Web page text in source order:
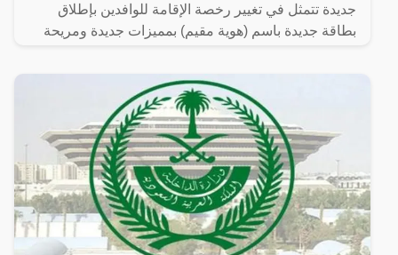
جديدة تتمثل في تغيير رخصة الإقامة للوافدين بإطلاق
بطاقة جديدة باسم (هوية مقيم) بمميزات جديدة ومريحة